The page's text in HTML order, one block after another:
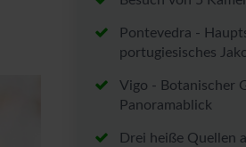
Pontevedra -
portugiesisches
Vigo - Botanischer
Panoramablick
Drei heiße Quellen